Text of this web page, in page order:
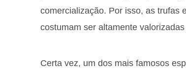
comercialização. Por isso, as trufas
costumam ser altamente
Certa vez, um dos mais famosos